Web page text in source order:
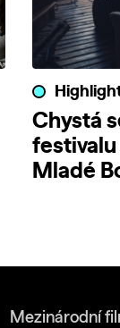
Chystá
festivalu
Mladé
Mezinárodní